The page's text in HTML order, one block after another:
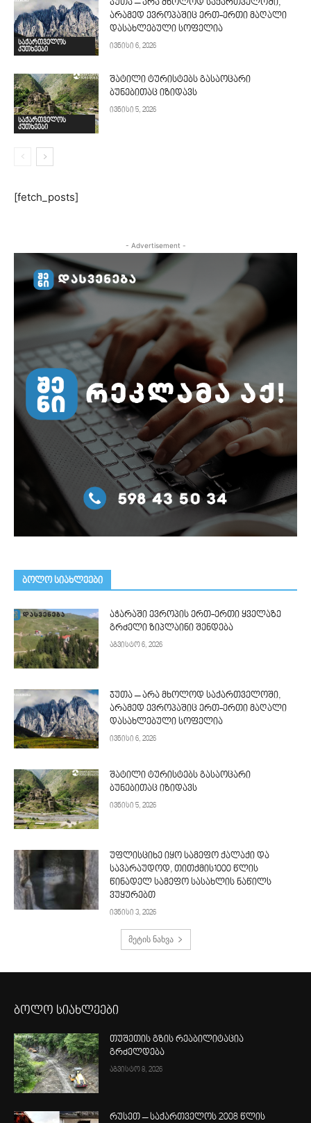
საქართველოს
კუთხეები
ჯუთა – არა მხოლოდ საქართველოში,
არამედ ევროპაშიც ერთ-ერთი მაღალი
დასახლებული სოფელია
ივნისი 6, 2026
საქართველოს
კუთხეები
შატილი ტურისტებს გასაოცარი
ბუნებითაც იზიდავს
ივნისი 5, 2026
[fetch_posts]
- Advertisement -
ᲑᲝᲚᲝ ᲡᲘᲐᲮᲚᲔᲔᲑᲘ
აჭარაში ევროპის ერთ-ერთი ყველაზე
გრძელი ზიპლაინი შენდება
აგვისტო 6, 2026
ჯუთა – არა მხოლოდ საქართველოში,
არამედ ევროპაშიც ერთ-ერთი მაღალი
დასახლებული სოფელია
ივნისი 6, 2026
შატილი ტურისტებს გასაოცარი
ბუნებითაც იზიდავს
ივნისი 5, 2026
უფლისციხე იყო სამეფო ქალაქი და
სავარაუდოდ, თითქმის1000 წლის
წინადელ სამეფო სასახლის ნაწილს
ვუყურებთ
ივნისი 3, 2026
მეტის ნახვა
ბოლო სიახლეები
თუშეთის გზის რეაბილიტაცია
გრძელდება
აგვისტო 8, 2026
რუსეთ – საქართველოს 2008 წლის